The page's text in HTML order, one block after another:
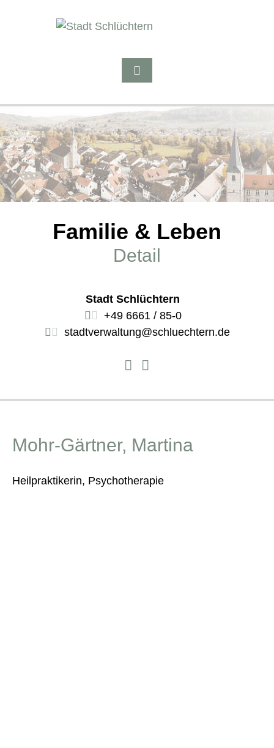
Familie & Leben
Detail
Stadt Schlüchtern
+49 6661 / 85-0
stadtverwaltung@schluechtern.de
Mohr-Gärtner, Martina
Heilpraktikerin, Psychotherapie